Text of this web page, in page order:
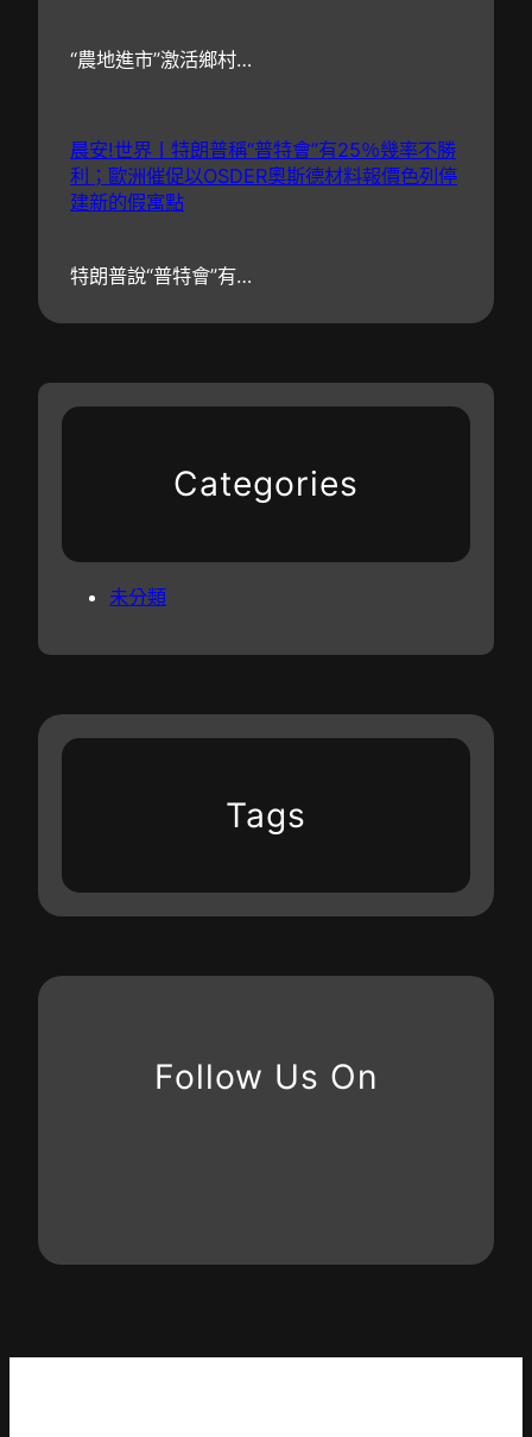
“農地進市”激活鄉村…
晨安!世界丨特朗普稱“普特會”有25％幾率不勝
利；歐洲催促以OSDER奧斯德材料報價色列停
建新的假寓點
特朗普說“普特會”有…
Categories
未分類
Tags
Follow Us On